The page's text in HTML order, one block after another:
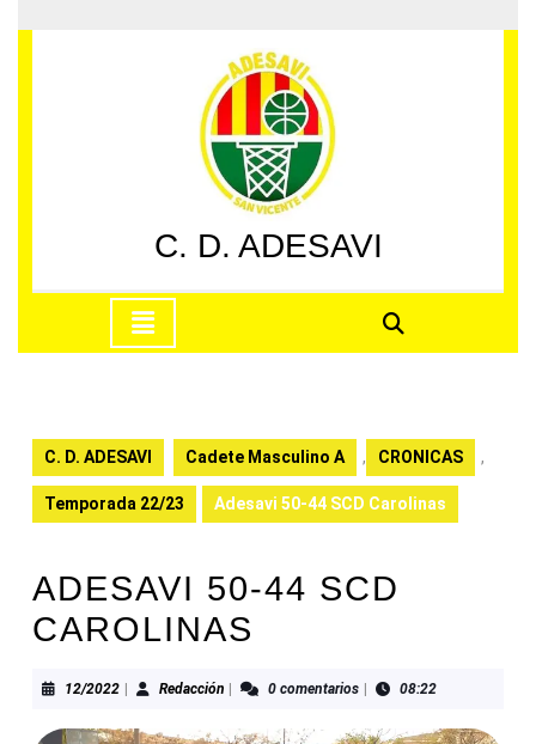
al
C. D. ADESAVI
apertura
C. D. ADESAVI Cadete Masculino A , CRONICAS ,
Temporada 22/23 Adesavi 50-44 SCD Carolinas
ADESAVI 50-44 SCD
CAROLINAS
12/202212/2022RedacciónRedacción0 comentarios 08:22